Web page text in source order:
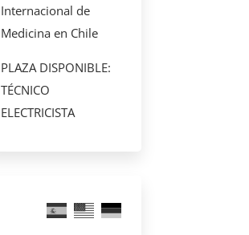
Internacional de
Medicina en Chile
PLAZA DISPONIBLE:
TÉCNICO
ELECTRICISTA